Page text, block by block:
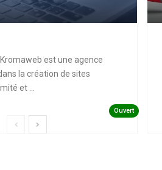
est une agence
la création de sites
et ...
Ouvert